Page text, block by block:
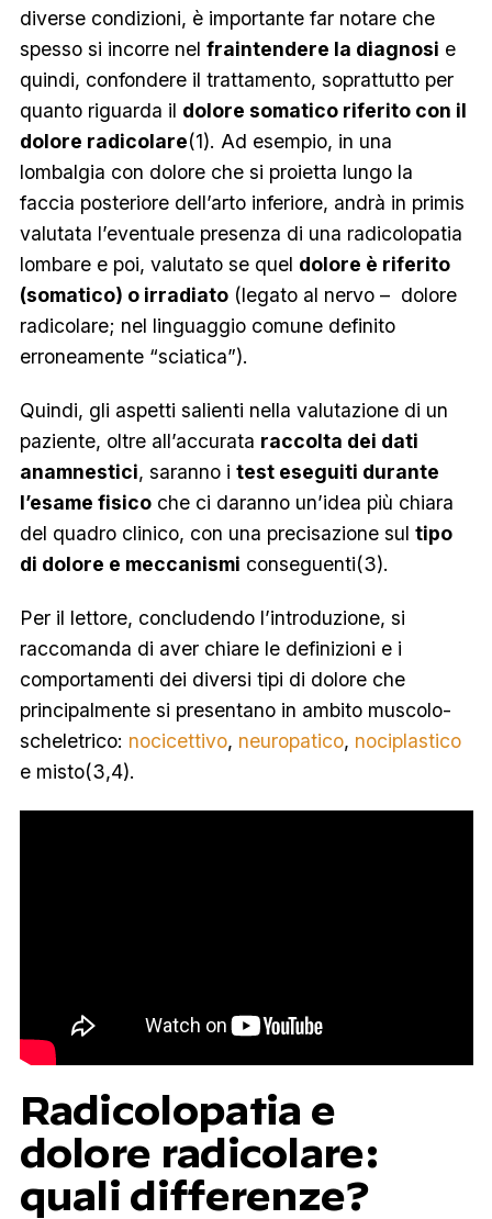
diverse condizioni, è importante far notare che
spesso si incorre nel fraintendere la diagnosi e
quindi, confondere il trattamento, soprattutto per
quanto riguarda il dolore somatico riferito con il
dolore radicolare(1). Ad esempio, in una
lombalgia con dolore che si proietta lungo la
faccia posteriore dell’arto inferiore, andrà in primis
valutata l’eventuale presenza di una radicolopatia
lombare e poi, valutato se quel dolore è riferito
(somatico) o irradiato(legato al nervo – dolore
radicolare; nel linguaggio comune definito
erroneamente “sciatica”).
Quindi, gli aspetti salienti nella valutazione di un
paziente, oltre all’accurata raccolta dei dati
anamnestici, saranno i test eseguiti durante
l’esame fisicoche ci daranno un’idea più chiara
del quadro clinico, con una precisazione sul tipo
di dolore e meccanismi conseguenti(3).
Per il lettore, concludendo l’introduzione, si
raccomanda di aver chiare le definizioni e i
comportamenti dei diversi tipi di dolore che
principalmente si presentano in ambito muscolo-
scheletrico: nocicettivo, neuropatico, nociplastico
e misto(3,4).
Radicolopatia e
dolore radicolare:
quali differenze?